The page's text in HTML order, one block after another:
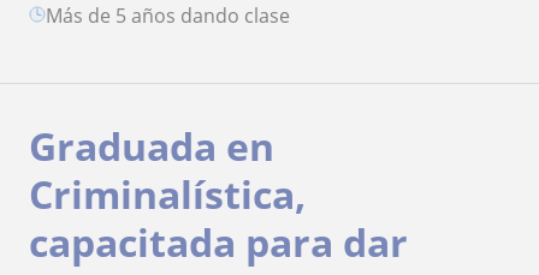
más de 5 años dando clase
Graduada en
Criminalística,
capacitada para dar